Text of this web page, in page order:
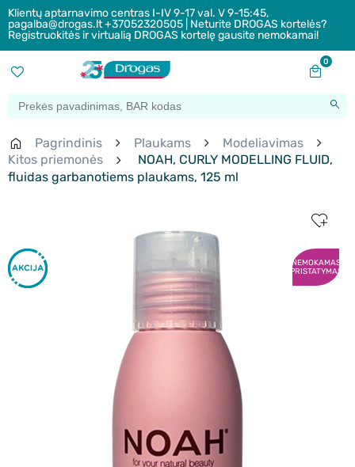
Klientų aptarnavimo centras I-IV 9-17 val. V 9-15:45,
pagalba@drogas.lt +37052320505 | Neturite DROGAS kortelės?
Registruokitės ir virtualią DROGAS kortelę gausite nemokamai!
0
Pagrindinis Plaukams
Modeliavimas
Kitos priemonės
NOAH, CURLY MODELLING FLUID,
fluidas garbanotiems plaukams, 125 ml
NEMOKAMAS
PRISTATYMAS